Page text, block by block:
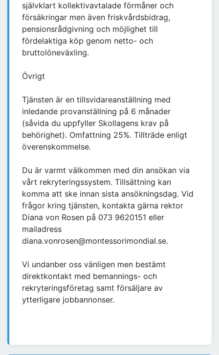
självklart kollektivavtalade förmåner och
försäkringar men även friskvårdsbidrag,
pensionsrådgivning och möjlighet till
fördelaktiga köp genom netto- och
bruttolöneväxling.
Övrigt
Tjänsten är en tillsvidareanställning med
inledande provanställning på 6 månader
(såvida du uppfyller Skollagens krav på
behörighet). Omfattning 25%. Tillträde enligt
överenskommelse.
Du är varmt välkommen med din ansökan via
vårt rekryteringssystem. Tillsättning kan
komma att ske innan sista ansökningsdag. Vid
frågor kring tjänsten, kontakta gärna rektor
Diana von Rosen på 073 9620151 eller
mailadress
diana.vonrosen@montessorimondial.se.
Vi undanber oss vänligen men bestämt
direktkontakt med bemannings- och
rekryteringsföretag samt försäljare av
ytterligare jobbannonser.